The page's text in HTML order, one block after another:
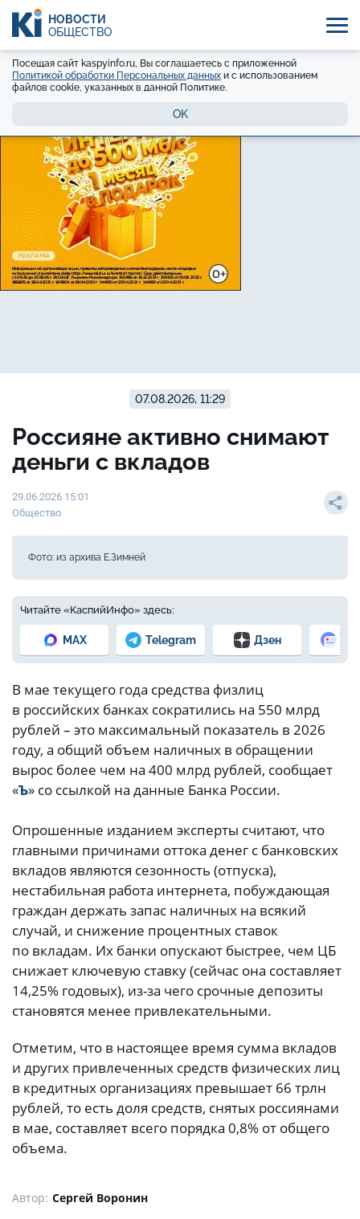
НОВОСТИ
ОБЩЕСТВО
Посещая сайт kaspyinfo.ru, Вы соглашаетесь с приложенной
Политикой обработки Персональных данных и с использованием
файлов cookie, указанных в данной Политике.
OK
07.08.2026, 11:29
Россияне активно снимают
деньги с вкладов
29.06.2026 15:01
Общество
Фото: из архива Е.Зимней
Читайте «КаспийИнфо» здесь:
MAX Telegram Дзен
В мае текущего года средства физлиц
в российских банках сократились на 550 млрд
рублей – это максимальный показатель в 2026
году, а общий объем наличных в обращении
вырос более чем на 400 млрд рублей, сообщает
«Ъ» со ссылкой на данные Банка России.
Опрошенные изданием эксперты считают, что
главными причинами оттока денег с банковских
вкладов являются сезонность (отпуска),
нестабильная работа интернета, побуждающая
граждан держать запас наличных на всякий
случай, и снижение процентных ставок
по вкладам. Их банки опускают быстрее, чем ЦБ
снижает ключевую ставку (сейчас она составляет
14,25% годовых), из-за чего срочные депозиты
становятся менее привлекательными.
Отметим, что в настоящее время сумма вкладов
и других привлеченных средств физических лиц
в кредитных организациях превышает 66 трлн
рублей, то есть доля средств, снятых россиянами
в мае, составляет всего порядка 0,8% от общего
объема.
Автор: Сергей Воронин